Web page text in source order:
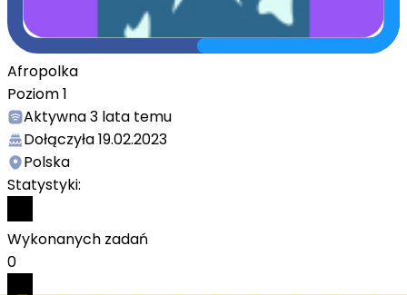
Afropolka
Poziom1
Aktywna3 lata temu
Dołączyła19.02.2023
Polska
Statystyki:
Wykonanych zadań
0